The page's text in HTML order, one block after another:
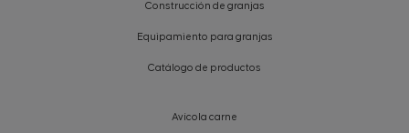
Construcción de granjas
Equipamiento para granjas
Catálogo de productos
Avícola carne